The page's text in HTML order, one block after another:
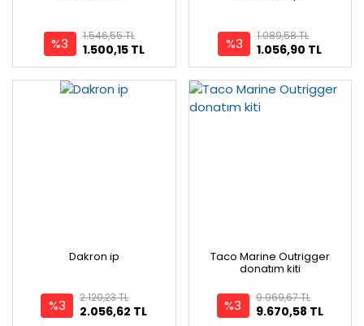
%3 1.500,15 TL
1.546,55 TL %3 1.056,90 TL
1.089,58 TL
Dakron ip
%3 2.056,62 TL
2.120,23 TL
Taco Marine Outrigger
donatım kiti
%3 9.670,58 TL
9.969,67 TL